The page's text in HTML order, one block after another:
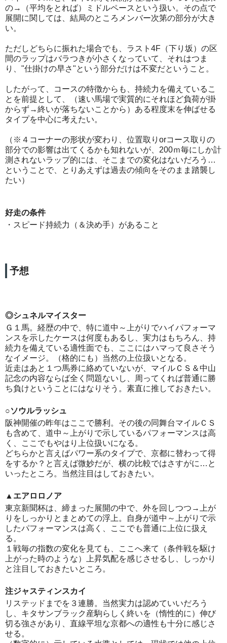
の→（平均をとれば）ミドルペースという扱い。その点で
展開に関しては、結局のところメンバー次第の部分が大き
い。
ただしどちらに振れた場合でも、ラスト4F（下り坂）の区
間のラップはバラつきが小さくなっていて、それはつま
り、"仕掛けの早さ"という部分だけは不変だということ。
したがって、コースの特徴からも、持続力を備えているこ
とを前提として、（速い馬場で実質的にそれほど負荷が掛
からず→終いが落ちないことから）ある程度末を伸ばせる
タイプを中心に考えたい。
（※４コーナーの形状が変わり、位置取りorコース取りの
部分での影響は出てくるかも知れないが、200ｍ毎にしか計
測されないラップ的には、そこまでの変化はないだろう…
ということで、とりあえずは過去の傾向をそのまま踏襲し
たい）
好走の条件
・スピード持続力（＆決め手）があること
予想
◎シュネルマイスター
Ｇ１馬。経歴の中で、特に道中～上がりでハイパフォーマ
ンスを示したケースは何度もあるし、実力はもちろん、持
続力を備えている適性面でも、ここにはハマって良さそう
なイメージ。（格的にも）当然の上位扱いとなる。
近走はあと１つ馬券に絡めていないが、マイルＣＳ＆中山
記念の内容ならば全く問題ないし、周ってくれば普通に勝
ち負けということにはなりそう。素直に推しておきたい。
○ソウルラッシュ
阪神開催の昨年はここで勝利。その後の同舞台マイルＣＳ
も含めて、道中～上がりで示しているパフォーマンスは高
く、ここでもやはり上位扱いになる。
どちらかと言えばパワー系のタイプで、京都に替わって得
をするか？と言えば微妙だが、横の比較ではさすがに…と
いったところ。当然注目はしておきたい。
▲エアロロノア
東京新聞杯は、締まった展開の中で、外を回しつつ→上が
りをしっかりとまとめての浮上。自身が道中～上がりで示
したパフォーマンスは高く、ここでも普通に上位に扱え
る。
１戦毎の指数の変化を見ても、ここへ来て（条件戦を駆け
上がった時のような）上昇気配を感じさせるし、しっかり
と注目しておきたいところ。
注ジャスティンスカイ
リステッドまでを３連勝。当然実力は認めていいだろう
し、キタサンブラック産駒らしく終いを（惰性的に）伸び
切る強さがあり、直線平坦な京都への適性も十分に感じさ
せる。